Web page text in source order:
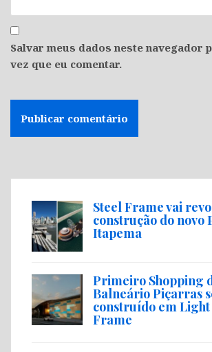
Salvar meus dados neste navegador
vez que eu comentar.
Steel Frame vai
construção do novo
Itapema
Primeiro Shopping
Balneário Piçarras
construído em Light
Frame